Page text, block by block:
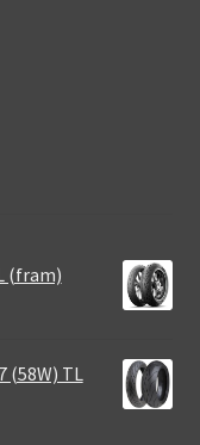
(fram)
(58W) TL